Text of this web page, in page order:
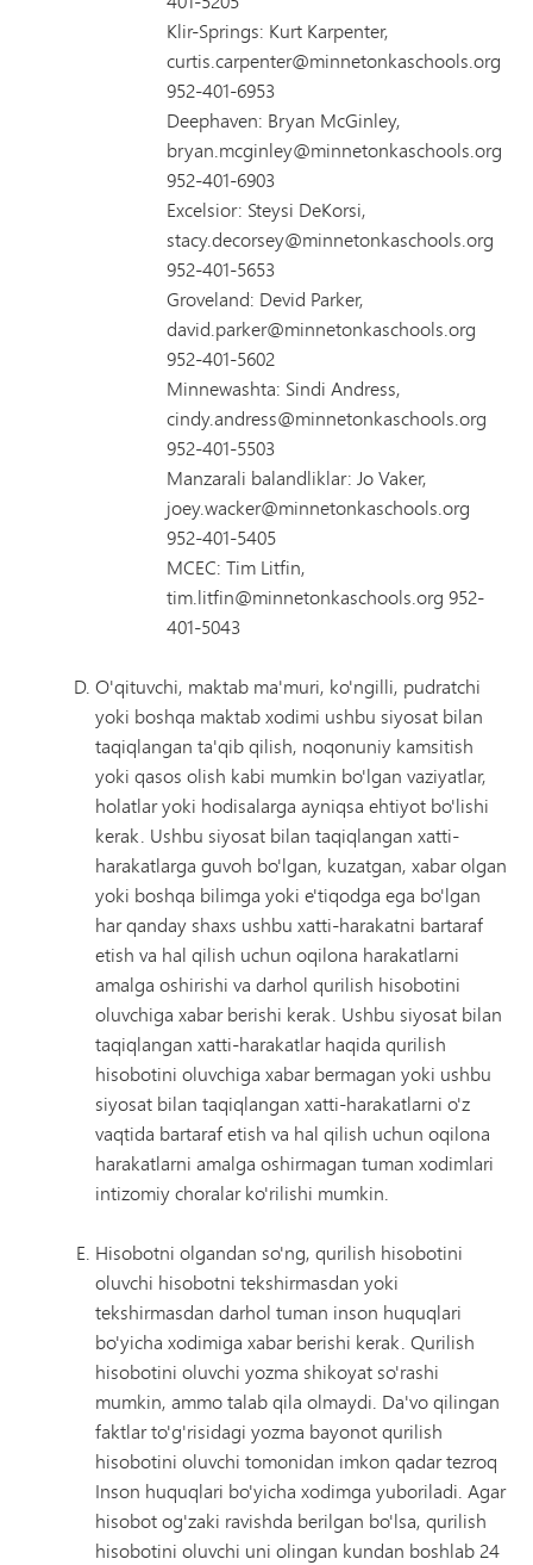
Klir-Springs: Kurt Karpenter,
curtis.carpenter@minnetonkaschools.org
952-401-6953
Deephaven: Bryan McGinley,
bryan.mcginley@minnetonkaschools.org
952-401-6903
Excelsior: Steysi DeKorsi,
stacy.decorsey@minnetonkaschools.org
952-401-5653
Groveland: Devid Parker,
david.parker@minnetonkaschools.org
952-401-5602
Minnewashta: Sindi Andress,
cindy.andress@minnetonkaschools.org
952-401-5503
Manzarali balandliklar: Jo Vaker,
joey.wacker@minnetonkaschools.org
952-401-5405
MCEC: Tim Litfin,
tim.litfin@minnetonkaschools.org 952-
401-5043
O'qituvchi, maktab ma'muri, ko'ngilli, pudratchi
yoki boshqa maktab xodimi ushbu siyosat bilan
taqiqlangan ta'qib qilish, noqonuniy kamsitish
yoki qasos olish kabi mumkin bo'lgan vaziyatlar,
holatlar yoki hodisalarga ayniqsa ehtiyot bo'lishi
kerak. Ushbu siyosat bilan taqiqlangan xatti-
harakatlarga guvoh bo'lgan, kuzatgan, xabar olgan
yoki boshqa bilimga yoki e'tiqodga ega bo'lgan
har qanday shaxs ushbu xatti-harakatni bartaraf
etish va hal qilish uchun oqilona harakatlarni
amalga oshirishi va darhol qurilish hisobotini
oluvchiga xabar berishi kerak. Ushbu siyosat bilan
taqiqlangan xatti-harakatlar haqida qurilish
hisobotini oluvchiga xabar bermagan yoki ushbu
siyosat bilan taqiqlangan xatti-harakatlarni o'z
vaqtida bartaraf etish va hal qilish uchun oqilona
harakatlarni amalga oshirmagan tuman xodimlari
intizomiy choralar ko'rilishi mumkin.
Hisobotni olgandan so'ng, qurilish hisobotini
oluvchi hisobotni tekshirmasdan yoki
tekshirmasdan darhol tuman inson huquqlari
bo'yicha xodimiga xabar berishi kerak. Qurilish
hisobotini oluvchi yozma shikoyat so'rashi
mumkin, ammo talab qila olmaydi. Da'vo qilingan
faktlar to'g'risidagi yozma bayonot qurilish
hisobotini oluvchi tomonidan imkon qadar tezroq
Inson huquqlari bo'yicha xodimga yuboriladi. Agar
hisobot og'zaki ravishda berilgan bo'lsa, qurilish
hisobotini oluvchi uni olingan kundan boshlab 24